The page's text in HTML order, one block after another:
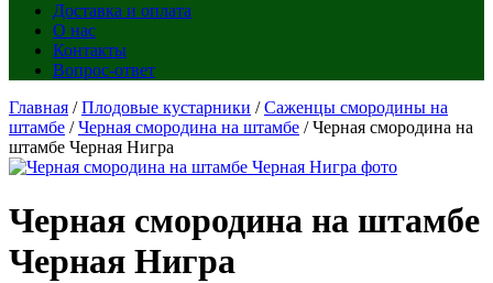
Доставка и оплата
О нас
Контакты
Вопрос-ответ
Главная /Плодовые кустарники /Саженцы смородины на
штамбе /Черная смородина на штамбе / Черная смородина на
штамбе Черная Нигра
Черная смородина на штамбе
Черная Нигра